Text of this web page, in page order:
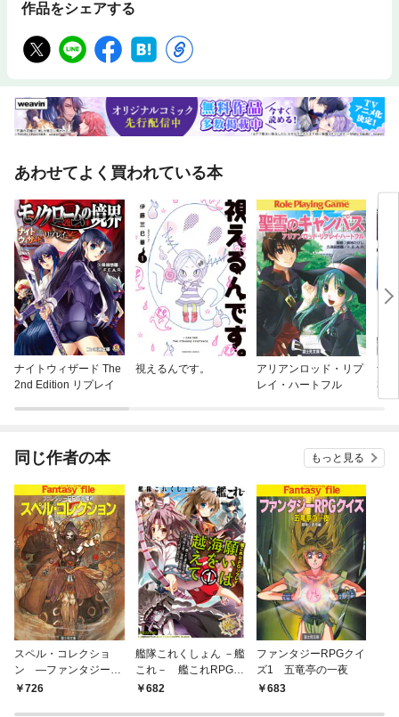
作品をシェアする
あわせてよく買われている本
ナイトウィザード The
2nd Edition リプレイ
視えるんです。
アリアンロッド・リプ
レイ・ハートフル
ナ
3rd
壊
同じ作者の本 もっと見る
スペル・コレクショ
ン ―ファンタジーR
PGの魔術―
726
艦隊これくしょん －艦
これ－ 艦これRPGリ
プレイ 願いは海を越
682
ファンタジーRPGクイ
ズ1 五竜亭の一夜
683